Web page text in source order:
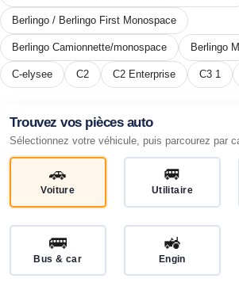
Berlingo / Berlingo First Monospace
Berlingo Camionnette/monospace Berlingo
C-elysee C2 C2 Enterprise C3 1
Trouvez vos pièces auto
Sélectionnez votre véhicule, puis parcourez par
🚗
Voiture
🚐
Utilitaire
🚌
Bus & car
🚜
Engin